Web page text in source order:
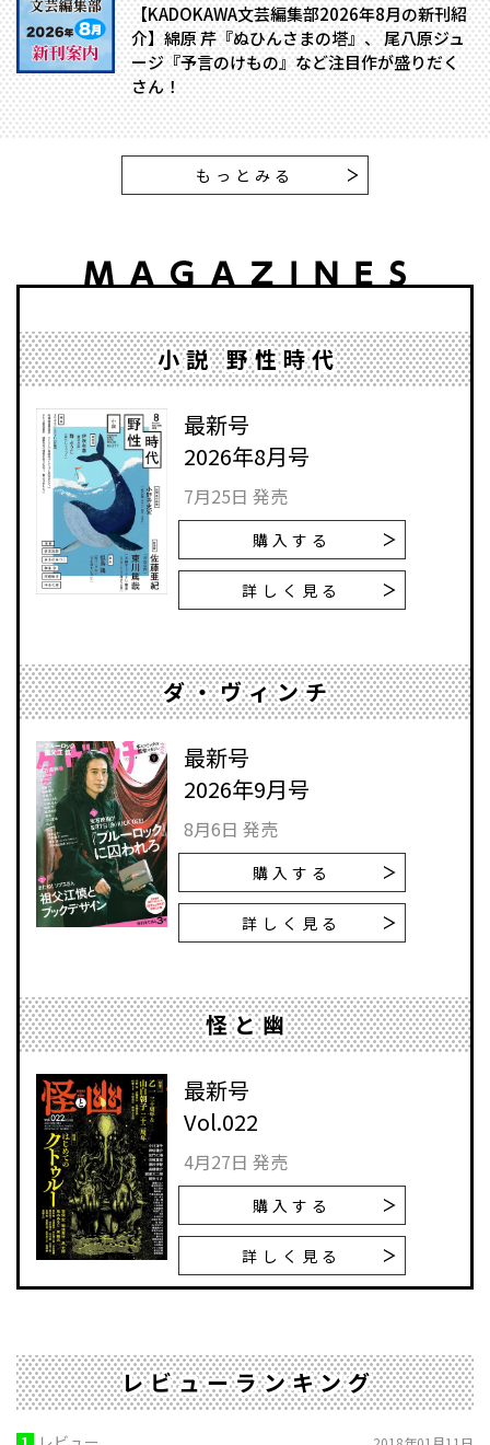
【KADOKAWA文芸編集部2026年8月の新刊紹
介】綿原 芹『ぬひんさまの塔』、 尾八原ジュ
ージ『予言のけもの』など注目作が盛りだく
さん！
もっとみる
小説 野性時代
最新号
2026年8月号
7月25日 発売
購入する
詳しく見る
ダ・ヴィンチ
最新号
2026年9月号
8月6日 発売
購入する
詳しく見る
怪と幽
最新号
Vol.022
4月27日 発売
購入する
詳しく見る
レビューランキング